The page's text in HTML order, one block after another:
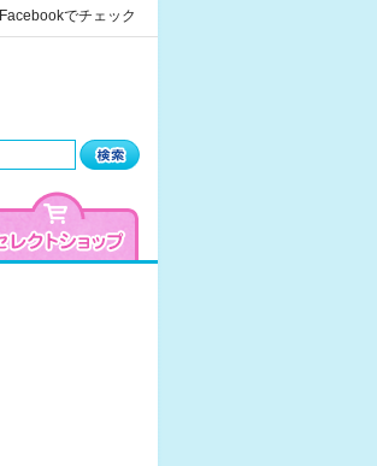
Facebookでチェック